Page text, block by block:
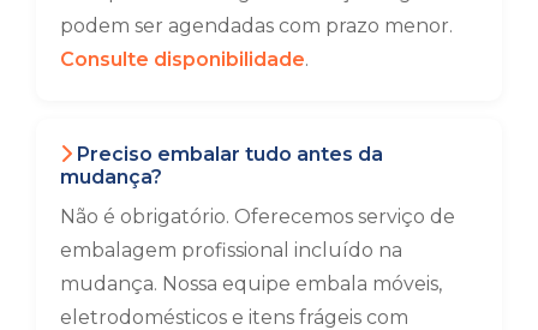
podem ser agendadas com prazo menor.
Consulte disponibilidade.
Preciso embalar tudo antes da
mudança?
Não é obrigatório. Oferecemos serviço de
embalagem profissional incluído na
mudança. Nossa equipe embala móveis,
eletrodomésticos e itens frágeis com